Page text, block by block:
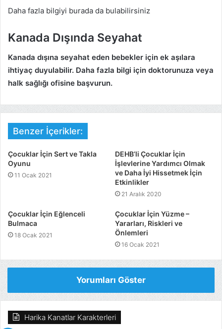
Daha fazla bilgiyi burada da bulabilirsiniz
Kanada Dışında Seyahat
Kanada dışına seyahat eden bebekler için ek aşılara
ihtiyaç duyulabilir. Daha fazla bilgi için doktorunuza veya
halk sağlığı ofisine başvurun.
Benzer İçerikler:
Çocuklar İçin Sert ve Takla
Oyunu
11 Ocak 2021
DEHB’li Çocuklar İçin
İşlevlerine Yardımcı Olmak
ve Daha İyi Hissetmek İçin
Etkinlikler
21 Aralık 2020
Çocuklar İçin Eğlenceli
Bulmaca
18 Ocak 2021
Çocuklar İçin Yüzme –
Yararları, Riskleri ve
Önlemleri
16 Ocak 2021
Yorumları Göster
Harika Kanatlar Karakterleri